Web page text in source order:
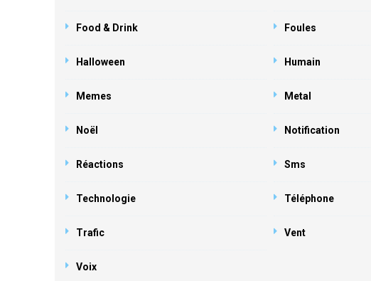
Food & Drink Foules
Halloween Humain
Memes Metal
Noël Notification
Réactions Sms
Technologie Téléphone
Trafic Vent
Voix